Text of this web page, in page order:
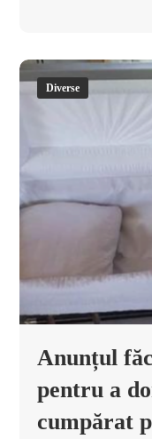
Diverse
Anunțul
pentru a
cumpărat